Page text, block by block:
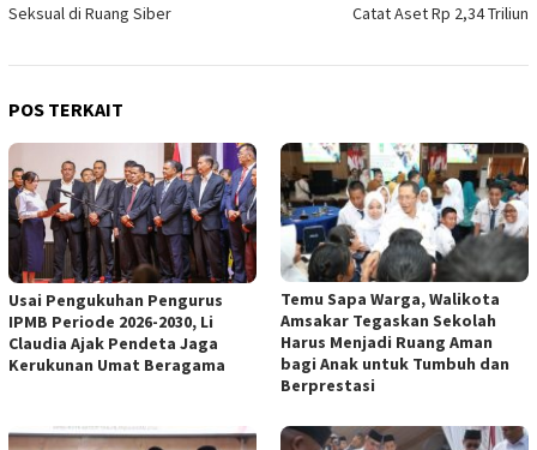
Seksual di Ruang Siber
Catat Aset Rp 2,34 Triliun
POS TERKAIT
Usai Pengukuhan Pengurus
IPMB Periode 2026-2030, Li
Claudia Ajak Pendeta Jaga
Kerukunan Umat Beragama
Temu Sapa Warga, Walikota
Amsakar Tegaskan Sekolah
Harus Menjadi Ruang Aman
bagi Anak untuk Tumbuh dan
Berprestasi